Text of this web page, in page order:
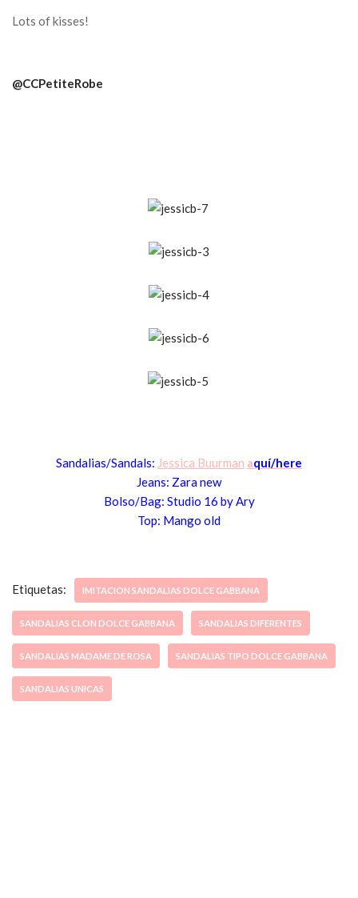
Lots of kisses!
@CCPetiteRobe
Sandalias/Sandals: Jessica Buurman aquí/here
Jeans: Zara new
Bolso/Bag: Studio 16 by Ary
Top: Mango old
Etiquetas: IMITACION SANDALIAS DOLCE GABBANA
SANDALIAS CLON DOLCE GABBANA SANDALIAS DIFERENTES
SANDALIAS MADAME DE ROSA SANDALIAS TIPO DOLCE GABBANA
SANDALIAS UNICAS